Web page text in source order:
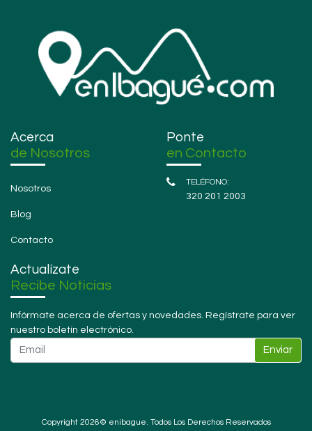
Acerca
de Nosotros
Nosotros
Blog
Contacto
Ponte
en Contacto
320 201 2003
Actualízate
Recibe Noticias
Infórmate acerca de ofertas y novedades. Regístrate para ver
nuestro boletín electrónico.
Enviar
Copyright 2026© enibague. Todos Los Derechos Reservados